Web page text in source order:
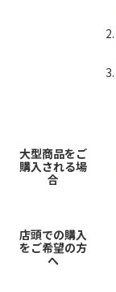
大型商品をご
購入される場
合
店頭での購入
をご希望の方
へ